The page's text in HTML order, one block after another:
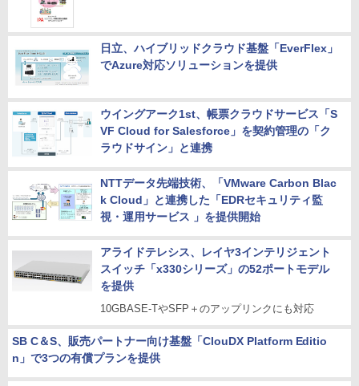
日立、ハイブリッドクラウド基盤「EverFlex」
でAzure対応ソリューションを提供
ウイングアーク1st、帳票クラウドサービス「S
VF Cloud for Salesforce」を契約管理の「ク
ラウドサイン」と連携
NTTデータ先端技術、「VMware Carbon Blac
k Cloud」と連携した「EDRセキュリティ監
視・運用サービス 」を提供開始
アライドテレシス、レイヤ3インテリジェント
スイッチ「x330シリーズ」の52ポートモデル
を提供
10GBASE-TやSFP＋のアップリンクにも対応
SB C＆S、販売パートナー向け基盤「ClouDX Platform Editio
n」で3つの有償プランを提供